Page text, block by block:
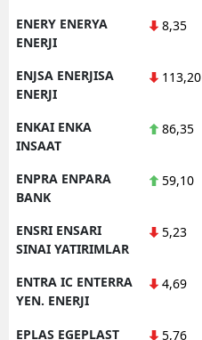
ENERY ENERYA
ENERJI
8,35
ENJSA ENERJISA
ENERJI
113,20
ENKAI ENKA
INSAAT
86,35
ENPRA ENPARA
BANK
59,10
ENSRI ENSARI
SINAI YATIRIMLAR
5,23
ENTRA IC ENTERRA
YEN. ENERJI
4,69
EPLAS EGEPLAST 5,76